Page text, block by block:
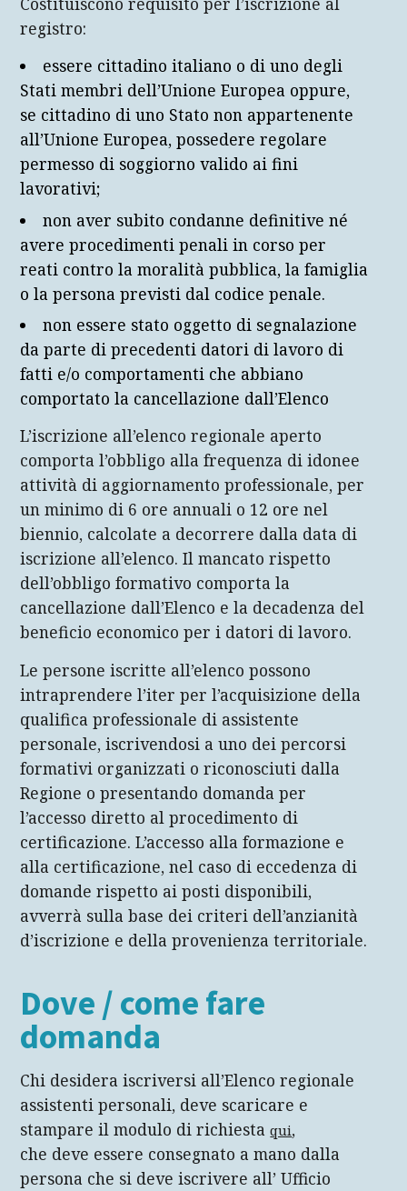
registro:
essere cittadino italiano o di uno degli
Stati membri dell’Unione Europea oppure,
se cittadino di uno Stato non appartenente
all’Unione Europea, possedere regolare
permesso di soggiorno valido ai fini
lavorativi;
non aver subito condanne definitive né
avere procedimenti penali in corso per
reati contro la moralità pubblica, la famiglia
o la persona previsti dal codice penale.
non essere stato oggetto di segnalazione
da parte di precedenti datori di lavoro di
fatti e/o comportamenti che abbiano
comportato la cancellazione dall’Elenco
L’iscrizione all’elenco regionale aperto
comporta l’obbligo alla frequenza di idonee
attività di aggiornamento professionale, per
un minimo di 6 ore annuali o 12 ore nel
biennio, calcolate a decorrere dalla data di
iscrizione all’elenco. Il mancato rispetto
dell’obbligo formativo comporta la
cancellazione dall’Elenco e la decadenza del
beneficio economico per i datori di lavoro.
Le persone iscritte all’elenco possono
intraprendere l’iter per l’acquisizione della
qualifica professionale di assistente
personale, iscrivendosi a uno dei percorsi
formativi organizzati o riconosciuti dalla
Regione o presentando domanda per
l’accesso diretto al procedimento di
certificazione. L’accesso alla formazione e
alla certificazione, nel caso di eccedenza di
domande rispetto ai posti disponibili,
avverrà sulla base dei criteri dell’anzianità
d’iscrizione e della provenienza territoriale.
Dove / come fare
domanda
Chi desidera iscriversi all’Elenco regionale
assistenti personali, deve scaricare e
stampare il modulo di richiestaqui,
che deve essere consegnato a mano dalla
persona che si deve iscrivere all’ Ufficio